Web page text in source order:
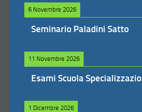
6 Novembre 2026
Seminario Paladini Satto
11 Novembre 2026
Esami Scuola
1 Dicembre 2026